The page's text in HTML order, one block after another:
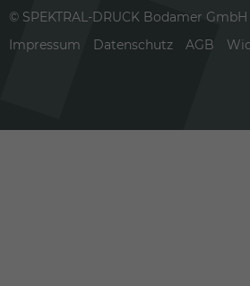
© SPEKTRAL-DRUCK Bodamer GmbH
Impressum
Datenschutz AGB